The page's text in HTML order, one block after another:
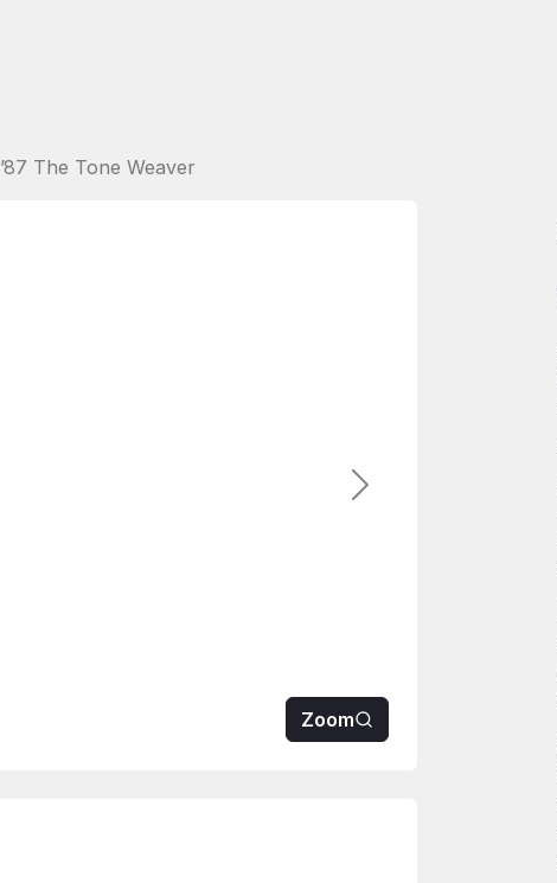
’87 The Tone Weaver
Suivant
Zoom